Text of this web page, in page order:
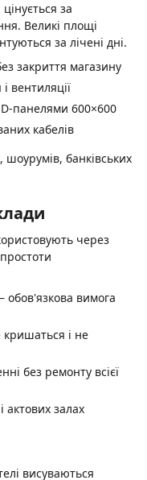
за
Великі площі
за лічені дні.
закриття магазину
вентиляції
панелями 600×600
кабелів
шоурумів, банківських
через
обов'язкова вимога
і не
без ремонту всієї
актових залах
висуваються